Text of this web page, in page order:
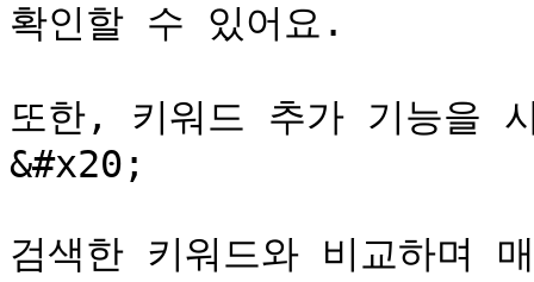
확인할 수 있어요.
또한, 키워드 추가 기능을
&#x20;
검색한 키워드와 비교하며